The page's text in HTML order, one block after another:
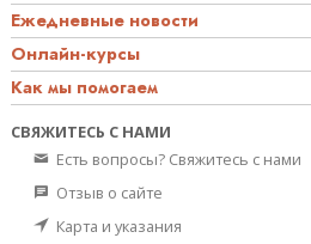
Ежедневные новости
Онлайн-курсы
Как мы помогаем
СВЯЖИТЕСЬ С НАМИ
Есть вопросы? Свяжитесь с нами
Отзыв о сайте
Карта и указания